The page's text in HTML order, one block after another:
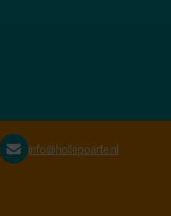
info@hollepoarte.nl